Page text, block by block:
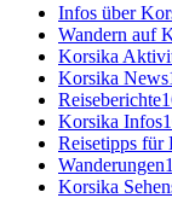
Infos über
Wandern auf
Korsika
Korsika News
Reiseberichte
Korsika Infos
Reisetipps für
Wanderungen
Korsika